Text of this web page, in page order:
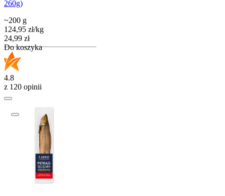
260g)
~200 g
124,95 zł/kg
Cena
24,99 zł
Do koszyka
4.8
z 120 opinii